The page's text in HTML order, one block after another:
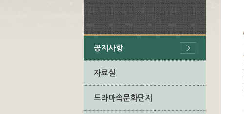
공지사항
자료실
드라마속문화단지